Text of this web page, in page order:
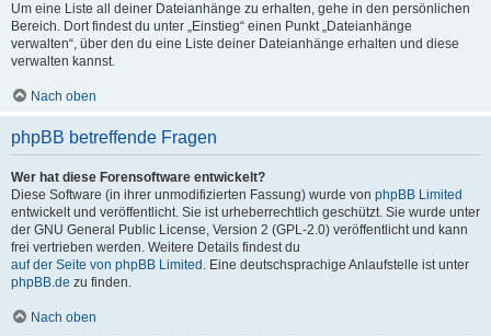
Um eine Liste all deiner Dateianhänge zu erhalten, gehe in den persönlichen
Bereich. Dort findest du unter „Einstieg“ einen Punkt „Dateianhänge
verwalten“, über den du eine Liste deiner Dateianhänge erhalten und diese
verwalten kannst.
Nach oben
phpBB betreffende Fragen
Wer hat diese Forensoftware entwickelt?
Diese Software (in ihrer unmodifizierten Fassung) wurde von phpBB Limited
entwickelt und veröffentlicht. Sie ist urheberrechtlich geschützt. Sie wurde unter
der GNU General Public License, Version 2 (GPL-2.0) veröffentlicht und kann
frei vertrieben werden. Weitere Details findest du
auf der Seite von phpBB Limited . Eine deutschsprachige Anlaufstelle ist unter
phpBB.de zu finden.
Nach oben